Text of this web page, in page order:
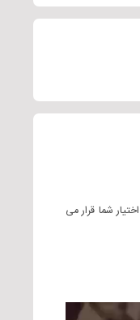
اندرو تیت در اختیار شما قرار می